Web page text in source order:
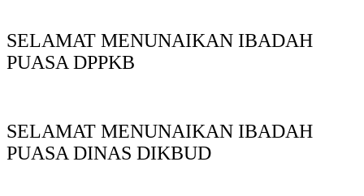
SELAMAT MENUNAIKAN IBADAH
PUASA DPPKB
SELAMAT MENUNAIKAN IBADAH
PUASA DINAS DIKBUD